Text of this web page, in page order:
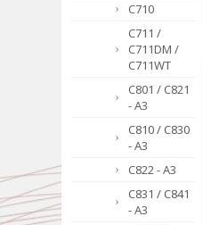
C710
C711 /
C711DM /
C711WT
C801 / C821
- A3
C810 / C830
- A3
C822 - A3
C831 / C841
- A3